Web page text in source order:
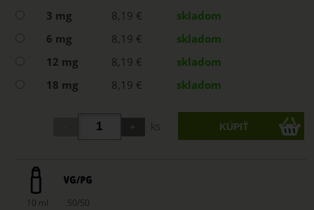
3 mg
8,19 €
skladom
6 mg
8,19 €
skladom
12 mg
8,19 €
skladom
18 mg
8,19 € skladom
ks
10 ml 50/50